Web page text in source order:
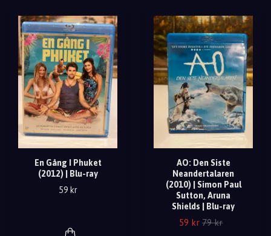
En Gång I Phuket
(2012) | Blu-ray
59 kr
AO: Den Siste
Neandertalaren
(2010) | Simon Paul
Sutton, Aruna
Shields | Blu-ray
59 kr 79 kr